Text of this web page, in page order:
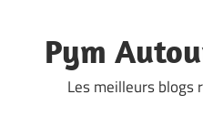
content
Pym
Les meilleurs blogs